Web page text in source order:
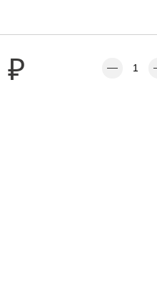
₽